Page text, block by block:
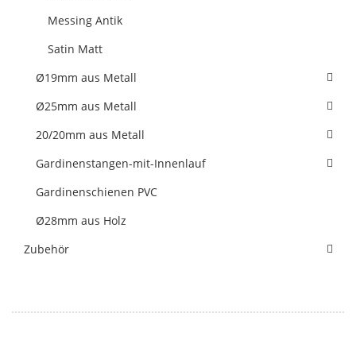
Messing Antik
Satin Matt
Ø19mm aus Metall
Ø25mm aus Metall
20/20mm aus Metall
Gardinenstangen-mit-Innenlauf
Gardinenschienen PVC
Ø28mm aus Holz
Zubehör